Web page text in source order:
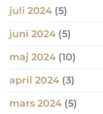
juli 2024 (5)
juni 2024 (5)
maj 2024 (10)
april 2024 (3)
mars 2024 (5)